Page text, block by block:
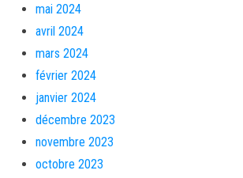
mai 2024
avril 2024
mars 2024
février 2024
janvier 2024
décembre 2023
novembre 2023
octobre 2023